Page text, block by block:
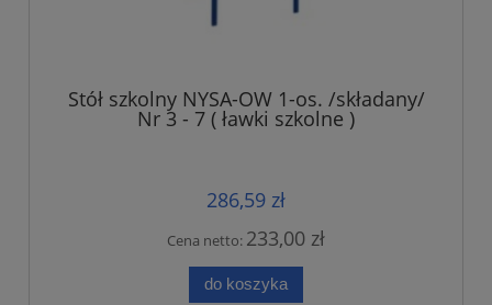
Stół szkolny NYSA-OW 1-os. /składany/
Nr 3 - 7 ( ławki szkolne )
286,59 zł
Cena netto: 233,00 zł
do koszyka